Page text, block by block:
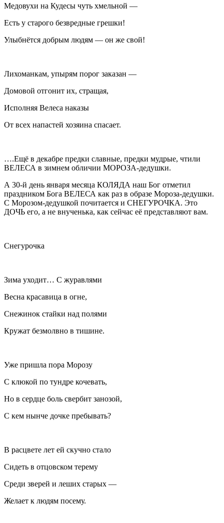
Медовухи на Кудесы чуть хмельной —
Есть у старого безвредные грешки!
Улыбнётся добрым людям — он же свой!
Лихоманкам, упырям порог заказан —
Домовой отгонит их, стращая,
Исполняя Велеса наказы
От всех напастей хозяина спасает.
….Ещё в декабре предки славные, предки мудрые, чтили
ВЕЛЕСА в зимнем обличии МОРОЗА-дедушки.
А 30-й день января месяца КОЛЯДА наш Бог отметил
праздником Бога ВЕЛЕСА как раз в образе Мороза-дедушки.
С Морозом-дедушкой почитается и СНЕГУРОЧКА. Это
ДОЧЬ его, а не внученька, как сейчас её представляют вам.
Снегурочка
Зима уходит… С журавлями
Весна красавица в огне,
Снежинок стайки над полями
Кружат безмолвно в тишине.
Уже пришла пора Морозу
С клюкой по тундре кочевать,
Но в сердце боль свербит занозой,
С кем нынче дочке пребывать?
В расцвете лет ей скучно стало
Сидеть в отцовском терему
Среди зверей и леших старых —
Желает к людям посему.